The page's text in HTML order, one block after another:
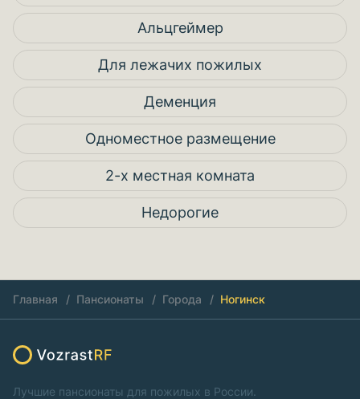
Альцгеймер
Для лежачих пожилых
Деменция
Одноместное размещение
2-х местная комната
Недорогие
Главная Пансионаты Города Ногинск
Лучшие пансионаты для пожилых в России.